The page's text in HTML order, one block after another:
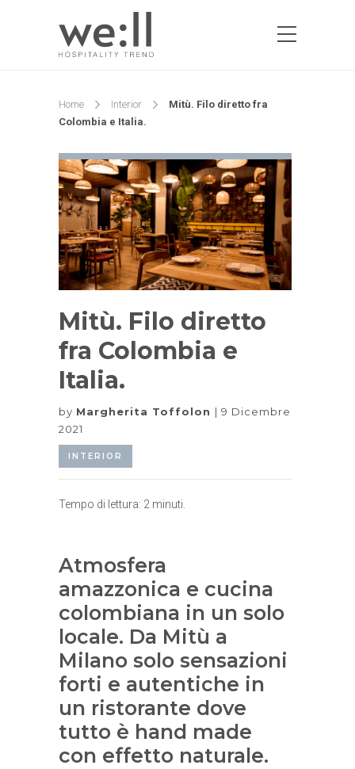
Home Interior
Mitù. Filo diretto fra
Colombia e Italia.
Mitù. Filo diretto
fra Colombia e
Italia.
by Margherita Toffolon
9 Dicembre
2021
INTERIOR
Tempo di lettura: 2 minuti.
Atmosfera
amazzonica e cucina
colombiana in un solo
locale. Da Mitù a
Milano solo sensazioni
forti e autentiche in
un ristorante dove
tutto è hand made
con effetto naturale.